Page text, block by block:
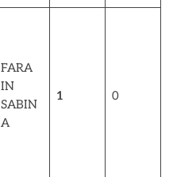
FARA
IN
SABIN
A
1 0